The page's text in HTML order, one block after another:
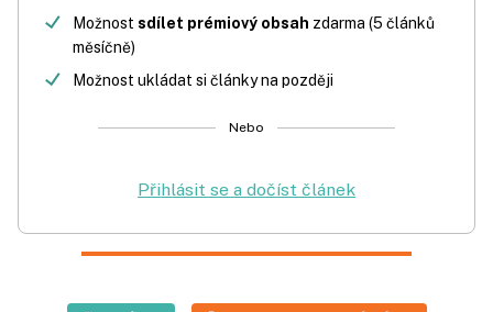
Možnost sdílet prémiový obsah zdarma (5 článků
měsíčně)
Možnost ukládat si články na později
Nebo
Přihlásit se a dočíst článek